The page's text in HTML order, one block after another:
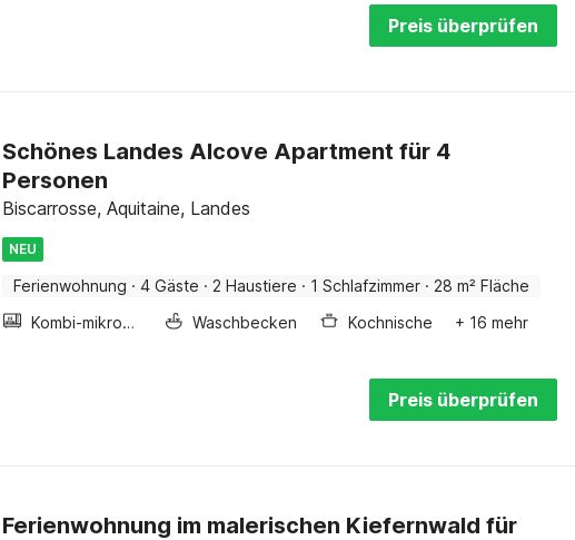
Preis überprüfen
Schönes Landes Alcove Apartment für 4
Personen
Biscarrosse, Aquitaine, Landes
NEU
Ferienwohnung · 4 Gäste · 2 Haustiere · 1 Schlafzimmer · 28 m² Fläche
Kombi-mikrowelle
Waschbecken Kochnische + 16 mehr
Preis überprüfen
Ferienwohnung im malerischen Kiefernwald für